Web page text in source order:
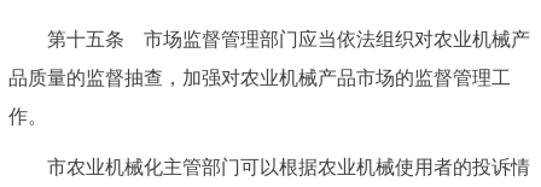
第十五条 市场监督管理部门应当依法组织对农业机械产
品质量的监督抽查，加强对农业机械产品市场的监督管理工
作。
市农业机械化主管部门可以根据农业机械使用者的投诉情